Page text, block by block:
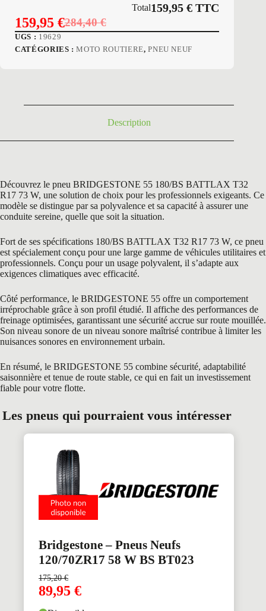
Total159,95€ TTC
284,40€
Le
prix
159,95 €
Le
prix
UGS : 19629
CATÉGORIES :MOTO ROUTIERE,PNEU NEUF
Description
Découvrez le pneu BRIDGESTONE 55 180/BS BATTLAX T32
R17 73 W, une solution de choix pour les professionnels exigeants. Ce
modèle se distingue par sa polyvalence et sa capacité à assurer une
conduite sereine, quelle que soit la situation.
Fort de ses spécifications 180/BS BATTLAX T32 R17 73 W, ce pneu
est spécialement conçu pour une large gamme de véhicules utilitaires et
professionnels. Conçu pour un usage polyvalent, il s’adapte aux
exigences climatiques avec efficacité.
Côté performance, le BRIDGESTONE 55 offre un comportement
irréprochable grâce à son profil étudié. Il affiche des performances de
freinage optimisées, garantissant une sécurité accrue sur route mouillée.
Son niveau sonore de un niveau sonore maîtrisé contribue à limiter les
nuisances sonores en environnement urbain.
En résumé, le BRIDGESTONE 55 combine sécurité, adaptabilité
saisonnière et tenue de route stable, ce qui en fait un investissement
fiable pour votre flotte.
Les pneus qui pourraient vous intéresser
Bridgestone – Pneus Neufs
120/70ZR17 58 W BS BT023
175,20€
89,95 €